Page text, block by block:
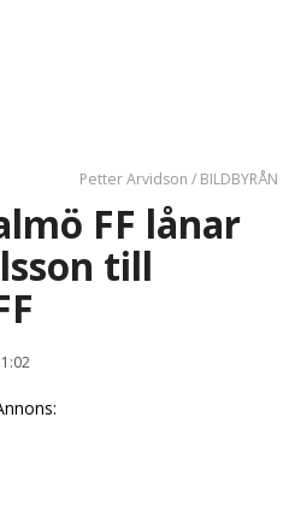
Petter Arvidson / BILDBYRÅN
FF lånar
till